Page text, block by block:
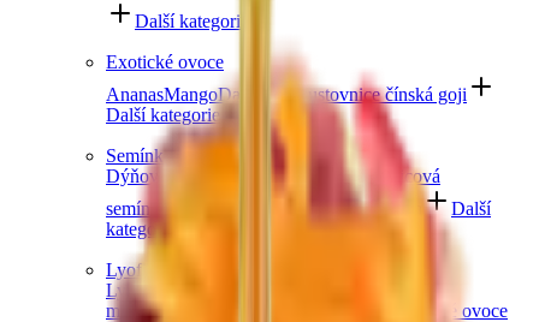
Další kategorie
Exotické ovoce
AnanasMangoDatle FíkyKustovnice čínská goji
Další kategorie
Semínka
Dýňová semínka
Chia semínka
Slunečnicová
semínka
Konopná semínka
Další
kategorie
Lyofilizované ovoce
Lyofilizované jahody
malinyLyofilizovaný mix ovoce
Lyofilizované ovoce